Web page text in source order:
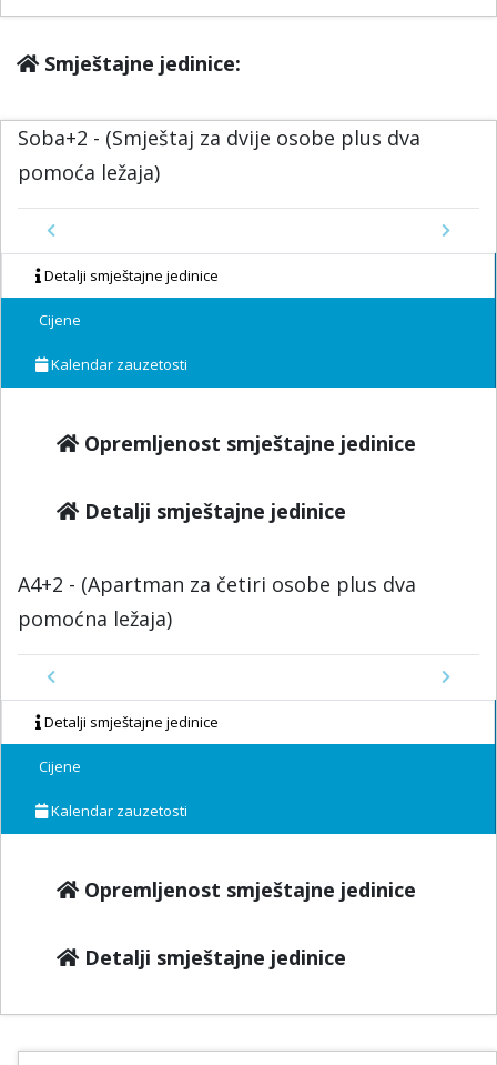
Smještajne jedinice:
Soba+2 - (Smještaj za dvije osobe plus dva
pomoća ležaja)
Previous
Next
Detalji smještajne jedinice
Cijene
Kalendar zauzetosti
Opremljenost smještajne jedinice
Detalji smještajne jedinice
A4+2 - (Apartman za četiri osobe plus dva
pomoćna ležaja)
Previous
Next
Detalji smještajne jedinice
Cijene
Kalendar zauzetosti
Opremljenost smještajne jedinice
Detalji smještajne jedinice